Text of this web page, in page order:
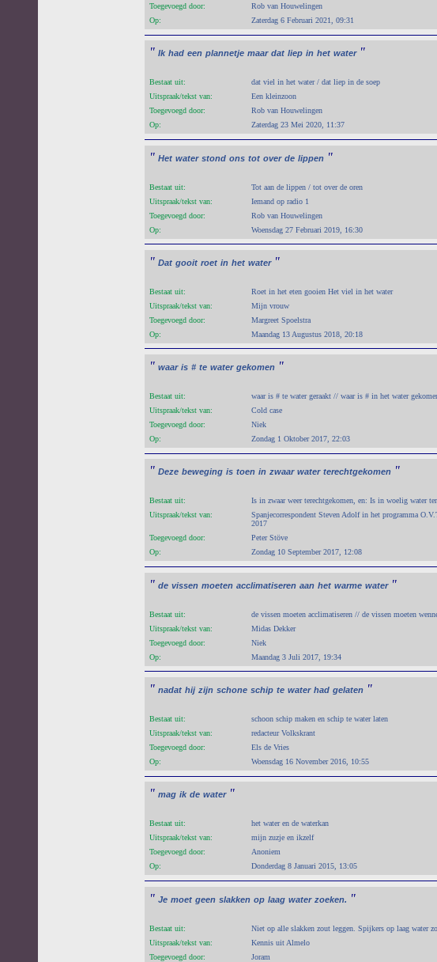
Toegevoegd door:
Rob van Houwelingen
Op:
Zaterdag 6 Februari 2021, 09:31
" Ik had een plannetje maar dat liep in het water "
Bestaat uit:
dat viel in het water / dat liep in de soep
Uitspraak/tekst van:
Een kleinzoon
Toegevoegd door:
Rob van Houwelingen
Op:
Zaterdag 23 Mei 2020, 11:37
" Het water stond ons tot over de lippen "
Bestaat uit:
Tot aan de lippen / tot over de oren
Uitspraak/tekst van:
Iemand op radio 1
Toegevoegd door:
Rob van Houwelingen
Op:
Woensdag 27 Februari 2019, 16:30
" Dat gooit roet in het water "
Bestaat uit:
Roet in het eten gooien Het viel in het water
Uitspraak/tekst van:
Mijn vrouw
Toegevoegd door:
Margreet Spoelstra
Op:
Maandag 13 Augustus 2018, 20:18
" waar is # te water gekomen "
Bestaat uit:
waar is # te water geraakt // waar is # in het water
Uitspraak/tekst van:
Cold case
Toegevoegd door:
Niek
Op:
Zondag 1 Oktober 2017, 22:03
" Deze beweging is toen in zwaar water terechtgekomen "
Bestaat uit:
Is in zwaar weer terechtgekomen, en: Is in woelig water
Uitspraak/tekst van:
Spanjecorrespondent Steven Adolf in het programma
2017
Toegevoegd door:
Peter Stöve
Op:
Zondag 10 September 2017, 12:08
" de vissen moeten acclimatiseren aan het warme water "
Bestaat uit:
de vissen moeten acclimatiseren // de vissen moeten
Uitspraak/tekst van:
Midas Dekker
Toegevoegd door:
Niek
Op:
Maandag 3 Juli 2017, 19:34
" nadat hij zijn schone schip te water had gelaten "
Bestaat uit:
schoon schip maken en schip te water laten
Uitspraak/tekst van:
redacteur Volkskrant
Toegevoegd door:
Els de Vries
Op:
Woensdag 16 November 2016, 10:55
" mag ik de water "
Bestaat uit:
het water en de waterkan
Uitspraak/tekst van:
mijn zuzje en ikzelf
Toegevoegd door:
Anoniem
Op:
Donderdag 8 Januari 2015, 13:05
" Je moet geen slakken op laag water zoeken. "
Bestaat uit:
Niet op alle slakken zout leggen. Spijkers op laag water
Uitspraak/tekst van:
Kennis uit Almelo
Toegevoegd door:
Joram